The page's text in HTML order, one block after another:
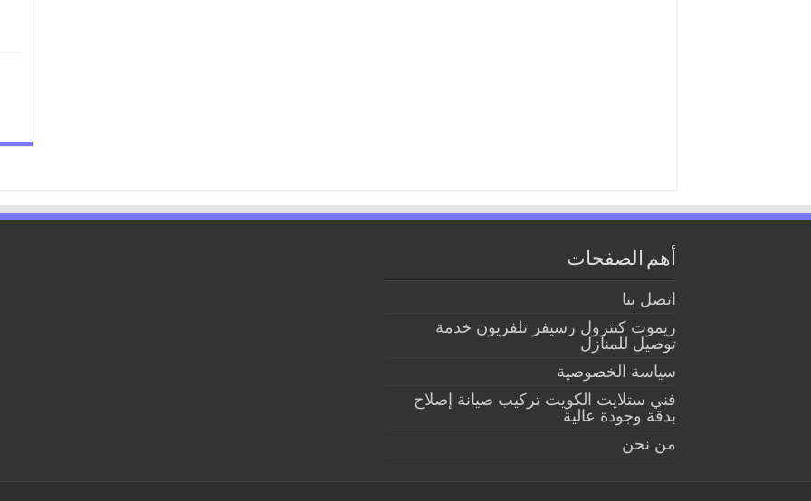
أهم الصفحات
اتصل بنا
ريموت كنترول رسيفر تلفزيون خدمة
توصيل للمنازل
سياسة الخصوصية
فني ستلايت الكويت تركيب صيانة إصلاح
بدقة وجودة عالية
من نحن